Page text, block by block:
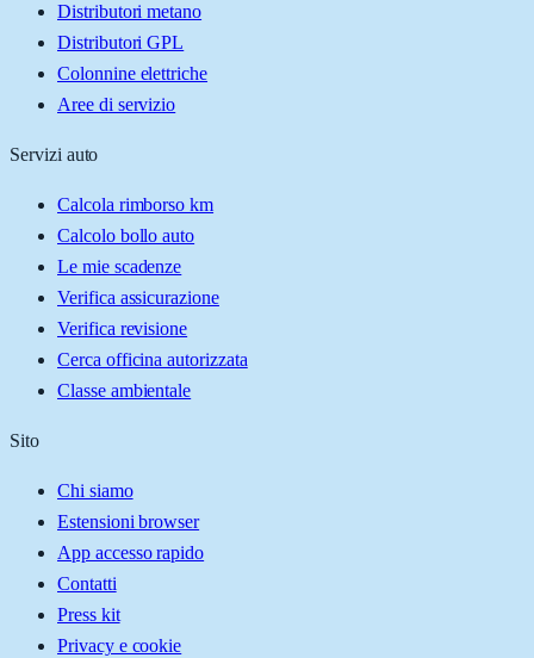
Distributori metano
Distributori GPL
Colonnine elettriche
Aree di servizio
Servizi auto
Calcola rimborso km
Calcolo bollo auto
Le mie scadenze
Verifica assicurazione
Verifica revisione
Cerca officina autorizzata
Classe ambientale
Sito
Chi siamo
Estensioni browser
App accesso rapido
Contatti
Press kit
Privacy e cookie